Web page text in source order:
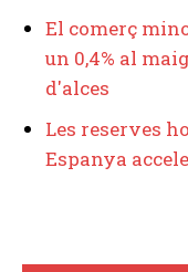
El comerç
un 0,4% al
d'alces
Les reserves
Espanya